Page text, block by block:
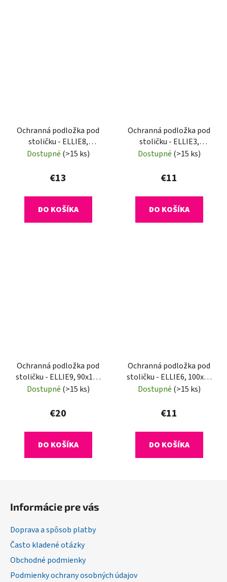
Ochranná podložka pod
stoličku - ELLIE8,
120x120 cm, 0,8 mm
Dostupné (>15 ks)
€13
DO KOŠÍKA
Ochranná podložka pod
stoličku - ELLIE3,
140x100 cm, 0,5 mm
Dostupné (>15 ks)
€11
DO KOŠÍKA
Ochranná podložka pod
stoličku - ELLIE9, 90x120
cm, 1,8 mm
Dostupné (>15 ks)
€20
DO KOŠÍKA
Ochranná podložka pod
stoličku - ELLIE6, 100x70
cm, 0,8 mm
Dostupné (>15 ks)
€11
DO KOŠÍKA
Informácie pre vás
Doprava a spôsob platby
Často kladené otázky
Obchodné podmienky
Podmienky ochrany osobných údajov